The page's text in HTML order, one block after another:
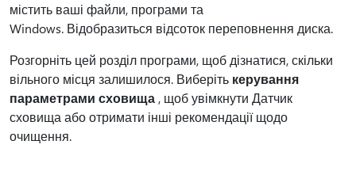
містить ваші файли, програми та
Windows. Відобразиться відсоток переповнення диска.
Розгорніть цей розділ програми, щоб дізнатися, скільки
вільного місця залишилося. Виберіть керування
параметрами сховища , щоб увімкнути Датчик
сховища або отримати інші рекомендації щодо
очищення.